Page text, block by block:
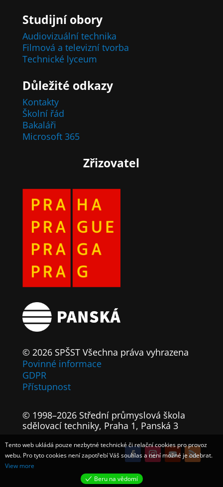
Studijní obory
Audiovizuální technika
Filmová a televizní tvorba
Technické lyceum
Důležité odkazy
Kontakty
Školní řád
Bakaláři
Microsoft 365
Zřizovatel
© 2026 SPŠST Všechna práva vyhrazena
Povinné informace
GDPR
Přístupnost
© 1998–2026 Střední průmyslová škola
sdělovací techniky, Praha 1, Panská 3
Tento web ukládá pouze nezbytné technické či relační cookies pro provoz
webu. Pro tyto cookies není zapotřebí Váš souhlas a není možné je odebrat.
View more
Beru na vědomí